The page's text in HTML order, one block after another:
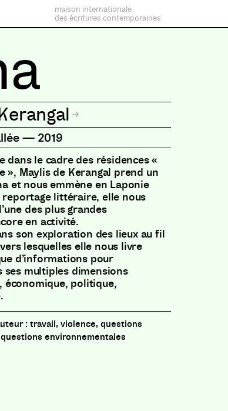
maison internationale
des écritures contemporaines
— 2019
dans le cadre des résidences «
», Maylis de Kerangal prend un
et nous emmène en Laponie
reportage littéraire, elle nous
des plus grandes
en activité.
son exploration des lieux au fil
lesquelles elle nous livre
d’informations pour
multiples dimensions
politique,
travail, violence, questions
environnementales